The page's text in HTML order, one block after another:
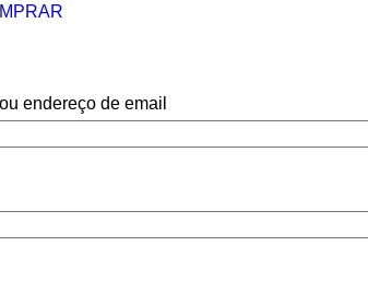
endereço de email